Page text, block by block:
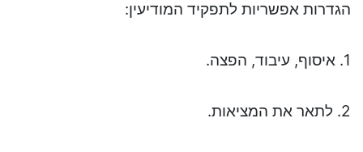
הגדרות אפשריות לתפקיד המודיעין:
1. איסוף, עיבוד, הפצה.
2. לתאר את המציאות.